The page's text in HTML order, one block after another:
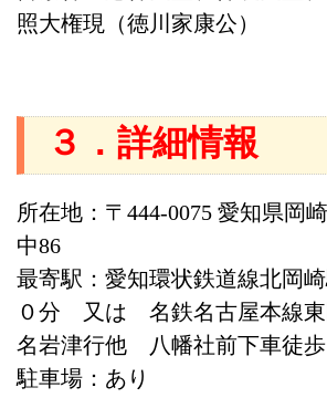
照大権現（徳川家康公）
３．詳細情報
所在地：〒444-0075 愛知県岡
中86
最寄駅：愛知環状鉄道線北岡
０分 又は 名鉄名古屋本線東
名岩津行他 八幡社前下車徒
駐車場：あり